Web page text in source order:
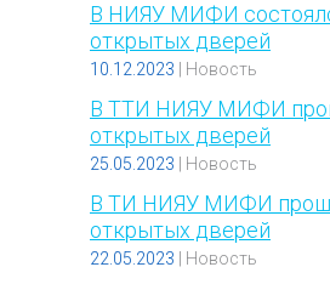
В НИЯУ МИФИ
открытых дверей
10.12.2023 Новость
В ТТИ НИЯУ МИФИ
открытых дверей
25.05.2023 Новость
В ТИ НИЯУ МИФИ
открытых дверей
22.05.2023 Новость